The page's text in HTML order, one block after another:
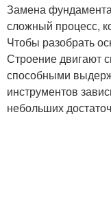
Замена
сложный процесс,
Чтобы разобрать
Строение двигают
способными
инструментов
небольших